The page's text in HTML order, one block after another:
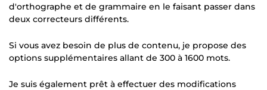
d'orthographe et de grammaire en le faisant passer dans
deux correcteurs différents.
Si vous avez besoin de plus de contenu, je propose des
options supplémentaires allant de 300 à 1600 mots.
Je suis également prêt à effectuer des modifications